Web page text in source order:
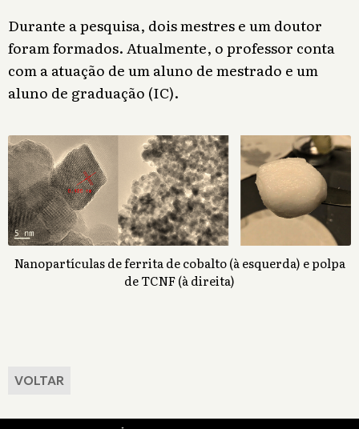
Durante a pesquisa, dois mestres e um doutor
foram formados. Atualmente, o professor conta
com a atuação de um aluno de mestrado e um
aluno de graduação (IC).
Nanopartículas de ferrita de cobalto (à esquerda) e polpa
de TCNF (à direita)
VOLTAR